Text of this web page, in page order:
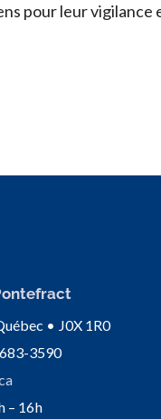
pour leur
• J0X 1R0
3590
– 16h